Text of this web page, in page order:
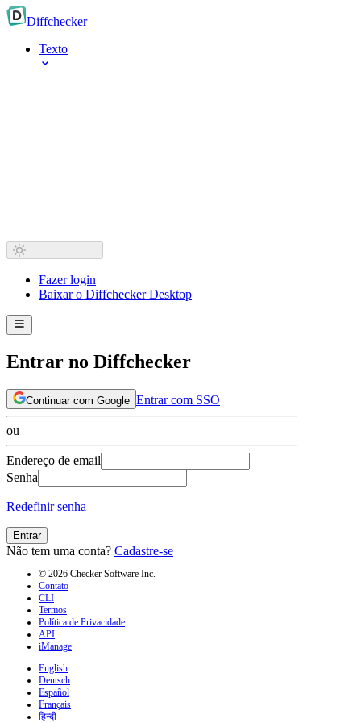
Diffchecker
Texto
Fazer login
Baixar o Diffchecker Desktop
Entrar no Diffchecker
Continuar com Google Entrar com SSO
ou
Endereço de email
Senha
Redefinir senha
Entrar
Não tem uma conta? Cadastre-se
© 2026 Checker Software Inc.
Contato
CLI
Termos
Política de Privacidade
API
iManage
English
Deutsch
Español
Français
हिन्दी